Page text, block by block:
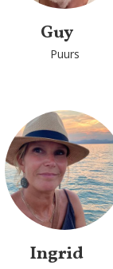
Guy
Puurs
Ingrid